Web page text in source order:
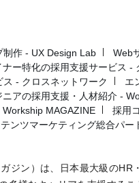
制作 - UX Design Lab
Web
ナー特化の採用支援サービス -
- クロスネットワーク
エ
ニアの採用支援・人材紹介 -
MAGAZINE
採用
ンツマーケティング総合パー
ジン）は、日本最大級のHR